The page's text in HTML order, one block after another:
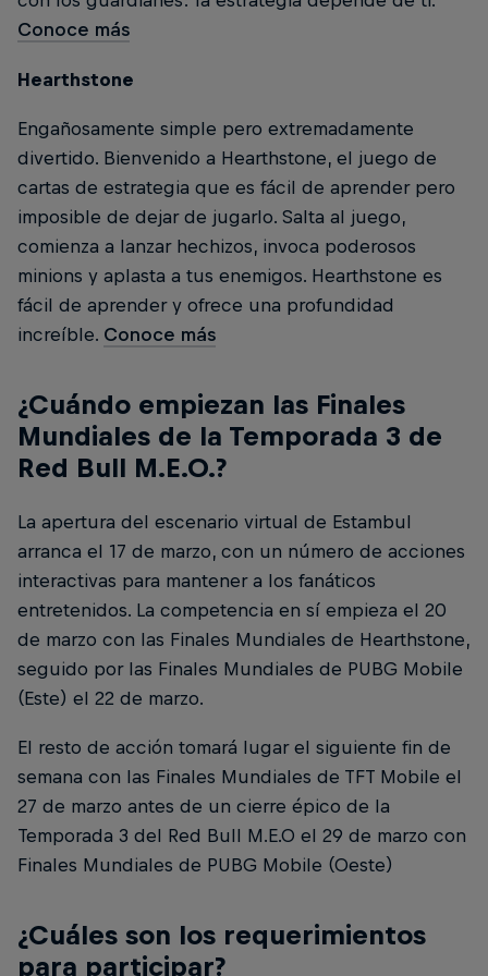
Conoce más
Hearthstone
Engañosamente simple pero extremadamente
divertido. Bienvenido a Hearthstone, el juego de
cartas de estrategia que es fácil de aprender pero
imposible de dejar de jugarlo. Salta al juego,
comienza a lanzar hechizos, invoca poderosos
minions y aplasta a tus enemigos. Hearthstone es
fácil de aprender y ofrece una profundidad
increíble. Conoce más
¿Cuándo empiezan las Finales
Mundiales de la Temporada 3 de
Red Bull M.E.O.?
La apertura del escenario virtual de Estambul
arranca el 17 de marzo, con un número de acciones
interactivas para mantener a los fanáticos
entretenidos. La competencia en sí empieza el 20
de marzo con las Finales Mundiales de Hearthstone,
seguido por las Finales Mundiales de PUBG Mobile
(Este) el 22 de marzo.
El resto de acción tomará lugar el siguiente fin de
semana con las Finales Mundiales de TFT Mobile el
27 de marzo antes de un cierre épico de la
Temporada 3 del Red Bull M.E.O el 29 de marzo con
Finales Mundiales de PUBG Mobile (Oeste)
¿Cuáles son los requerimientos
para participar?